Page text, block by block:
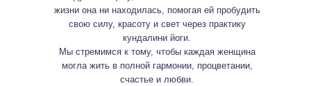
жизни она ни находилась, помогая ей пробудить
свою силу, красоту и свет через практику
кундалини йоги.
Мы стремимся к тому, чтобы каждая женщина
могла жить в полной гармонии, процветании,
счастье и любви.